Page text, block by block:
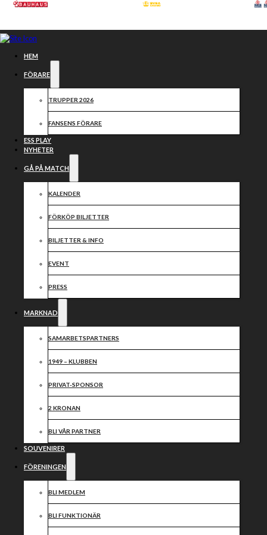
Hoppa till huvudinnehåll
HEM
FÖRARE
TRUPPER 2026
FANSENS FÖRARE
ESS PLAY
NYHETER
GÅ PÅ MATCH
KALENDER
FÖRKÖP BILJETTER
BILJETTER & INFO
EVENT
PRESS
MARKNAD
SAMARBETSPARTNERS
1949 – KLUBBEN
PRIVAT-SPONSOR
2 KRONAN
BLI VÅR PARTNER
SOUVENIRER
FÖRENINGEN
BLI MEDLEM
BLI FUNKTIONÄR
Ny
hemmamatch
och tredje
raka segern?
På nytt har en vecka passerat sedan senaste matchen i
Efter den så sköna derbysegern borta mot Vargarna på
Kråkvilan är det i morgon dags för våra pirater att visa
Hallstavik.
Lite utav revanschlust kommer förmodligen prägla
detta möte lagen emellan. Åtminstone om ni frågar mig.
Det har som bekant hänt lite i truppen de senaste